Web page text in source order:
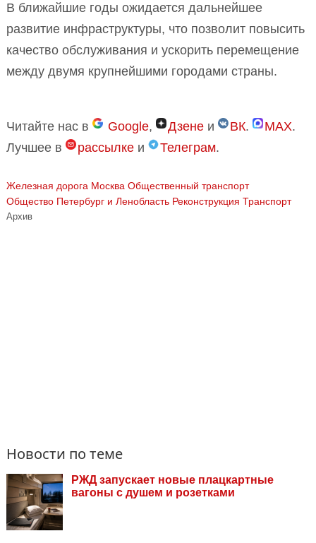
В ближайшие годы ожидается дальнейшее
развитие инфраструктуры, что позволит повысить
качество обслуживания и ускорить перемещение
между двумя крупнейшими городами страны.
Читайте нас в Google, Дзене и ВК. MAX.
Лучшее в
рассылке и Телеграм.
Железная дорога Москва Общественный транспорт
Общество Петербург и Ленобласть Реконструкция Транспорт
Архив
Новости по теме
РЖД запускает новые плацкартные
вагоны с душем и розетками